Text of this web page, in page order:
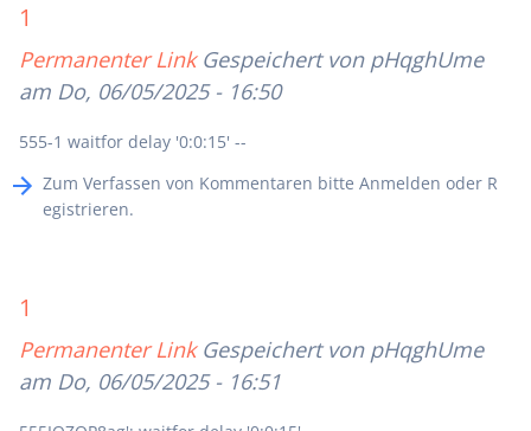
1
Permanenter Link Gespeichert von pHqghUme
am Do, 06/05/2025 - 16:50
555-1 waitfor delay '0:0:15' --
Zum Verfassen von Kommentaren bitte Anmelden oder R
egistrieren.
1
Permanenter Link Gespeichert von pHqghUme
am Do, 06/05/2025 - 16:51